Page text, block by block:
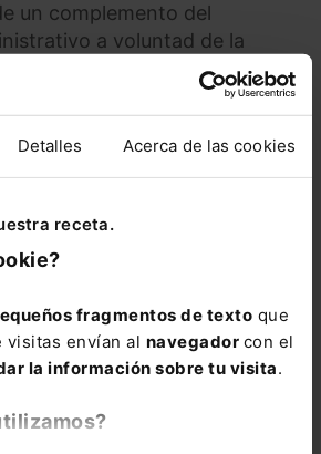
Detalles Acerca de las cookies
receta.
fragmentos de texto que
envían al navegador con el
la información sobre tu visita.
un complemento del
a voluntad de la
pues, de permitirse la
de elementos probatorios que
oportunamente en el
generar una situación de
administrados, alterando el
expediente administrativo
se ejerza adecuadamente
y para no romper la
Una interpretación